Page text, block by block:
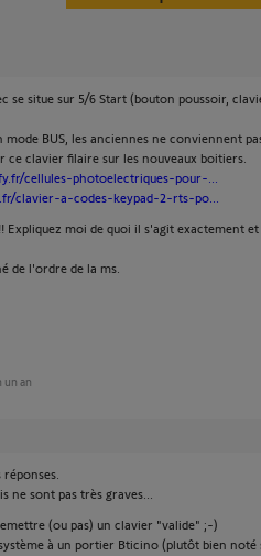
se situe sur 5/6 Start (bouton poussoir,
BUS, les anciennes ne conviennent
ce clavier filaire sur les nouveaux boitiers.
cellules-photoelectriques-pour-...
clavier-a-codes-keypad-2-rts-po...
moi de quoi il s'agit exactement et
de l'ordre de la ms.
un an
ne sont pas très graves...
(ou pas) un clavier "valide" ;-)
à un portier Bticino (plutôt bien noté